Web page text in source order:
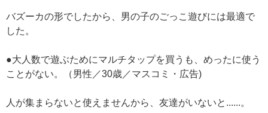
バズーカの形でしたから、男の子のごっこ遊びには最適で
した。
●大人数で遊ぶためにマルチタップを買うも、めったに使う
ことがない。（男性／30歳／マスコミ・広告)
人が集まらないと使えませんから、友達がいないと......。